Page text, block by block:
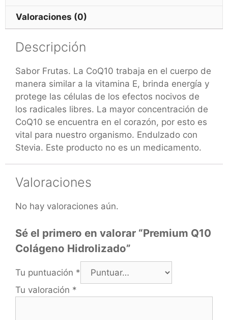
Valoraciones (0)
Descripción
Sabor Frutas. La CoQ10 trabaja en el cuerpo de
manera similar a la vitamina E, brinda energía y
protege las células de los efectos nocivos de
los radicales libres. La mayor concentración de
CoQ10 se encuentra en el corazón, por esto es
vital para nuestro organismo. Endulzado con
Stevia. Este producto no es un medicamento.
Valoraciones
No hay valoraciones aún.
Sé el primero en valorar “Premium Q10
Colágeno Hidrolizado”
Tu puntuación *
Tu valoración *